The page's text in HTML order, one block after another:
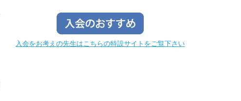
入会をお考えの先生はこちらの特設サイトをご覧下さい